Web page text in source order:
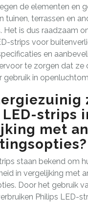
de elementen en
tuinen, terrassen en
Het is dus raadzaam
strips voor
en
te zorgen dat ze
gebruik in
strips
met
staan bekend om
in vergelijking met
Door het gebruik
Philips LED-